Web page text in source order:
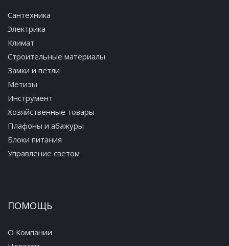
Сантехника
Электрика
Климат
Строительные материалы
Замки и петли
Метизы
Инструмент
Хозяйственные товары
Плафоны и абажуры
Блоки питания
Управление светом
ПОМОЩЬ
О Компании